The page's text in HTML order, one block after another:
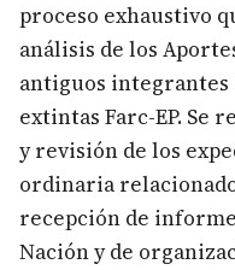
proceso exhaustivo
análisis de los
antiguos integrantes
extintas Farc-EP. Se
y revisión de los
ordinaria
recepción de
Nación y de